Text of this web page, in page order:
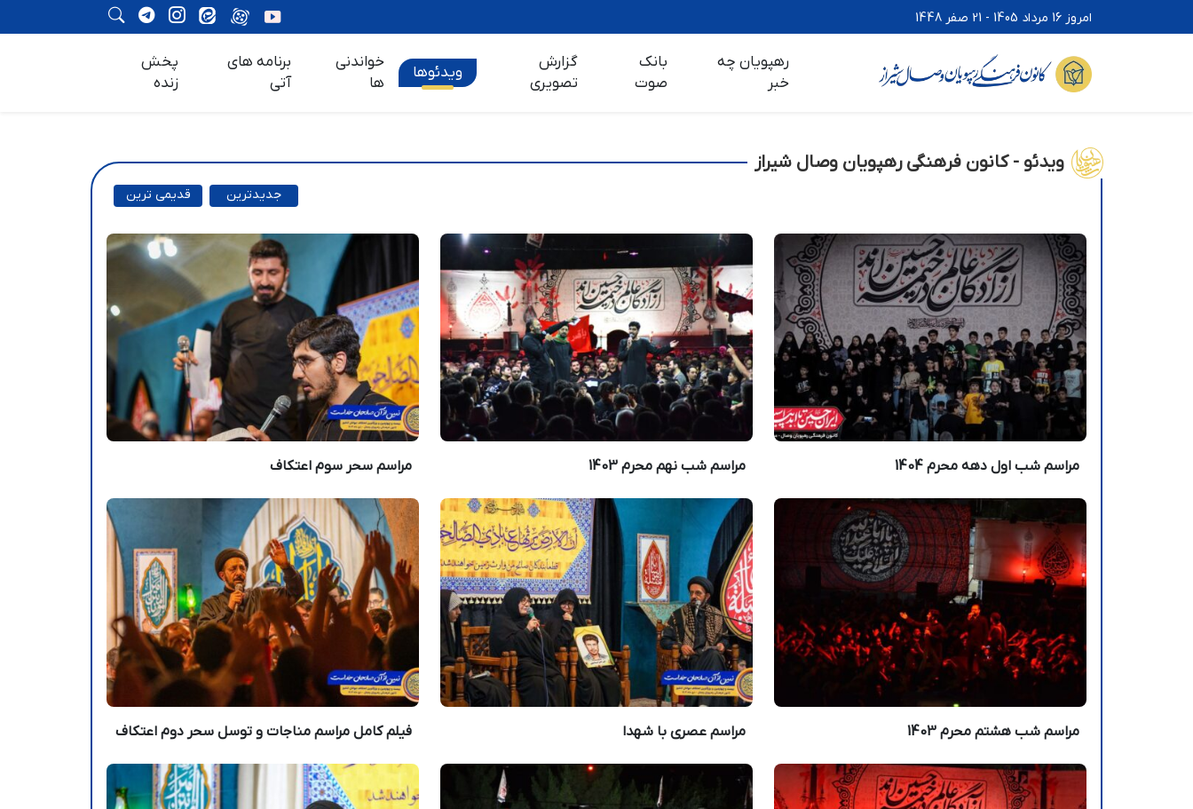
امروز 16 مرداد 1405 - 21 صفر 1448
رهپویان چه
خبر
بانک
صوت
گزارش
تصویری
ویدئوها
خواندنی
ها
برنامه های
آتی
پخش
زنده
ویدئو - کانون فرهنگی رهپویان وصال شیراز
قدیمی ترین جدیدترین
مراسم شب اول دهه محرم 1404 مراسم شب‌ نهم محرم 1403 مراسم سحر سوم اعتکاف
مراسم شب‌ هشتم محرم 1403 مراسم عصری با شهدا فیلم کامل مراسم مناجات و توسل سحر دوم اعتکاف